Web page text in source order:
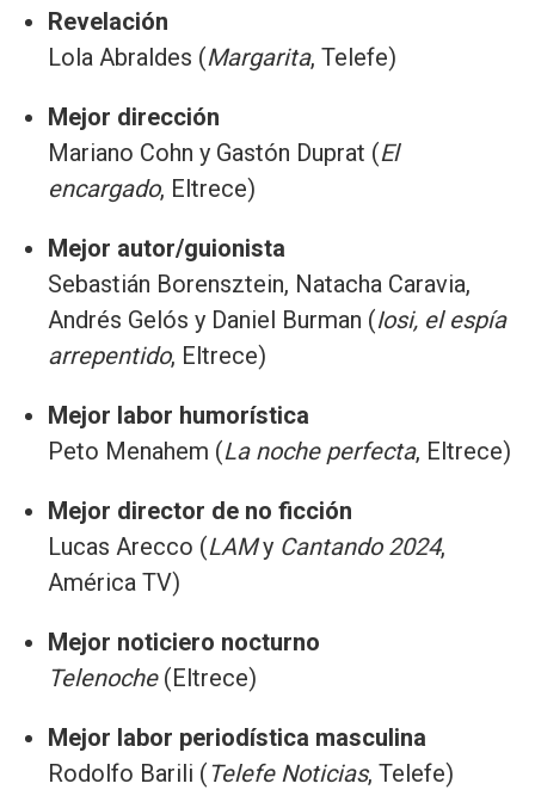
Revelación
Lola Abraldes (Margarita, Telefe)
Mejor dirección
Mariano Cohn y Gastón Duprat (El
encargado, Eltrece)
Mejor autor/guionista
Sebastián Borensztein, Natacha Caravia,
Andrés Gelós y Daniel Burman (Iosi, el espía
arrepentido, Eltrece)
Mejor labor humorística
Peto Menahem (La noche perfecta, Eltrece)
Mejor director de no ficción
Lucas Arecco (LAMy Cantando 2024,
América TV)
Mejor noticiero nocturno
Telenoche(Eltrece)
Mejor labor periodística masculina
Rodolfo Barili (Telefe Noticias, Telefe)